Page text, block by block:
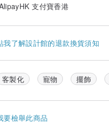
支付寶香港
我了解設計館的退款換貨須知
客製化 寵物 擺飾
要檢舉此商品